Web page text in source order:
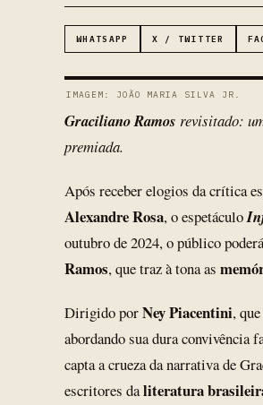
WHATSAPP X / TWITTER
IMAGEM: JOÃO MARIA SILVA JR.
Graciliano Ramos revisitado:
premiada.
Após receber elogios da crítica
Alexandre Rosa, o espetáculo
outubro de 2024, o público
Ramos, que traz à tona as
Dirigido porNey Piacentini,
abordando sua dura convivência
capta a crueza da narrativa de
escritores daliteratura